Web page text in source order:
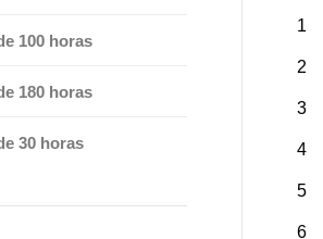
1
2
3
4
5
6
100 horas
180 horas
30 horas